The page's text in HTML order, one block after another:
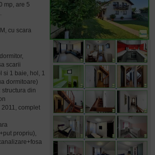
mp, are 5
cu scara
scarii
si 1 baie, hol, 1
dormitoare)
structura din
complet
propriu),